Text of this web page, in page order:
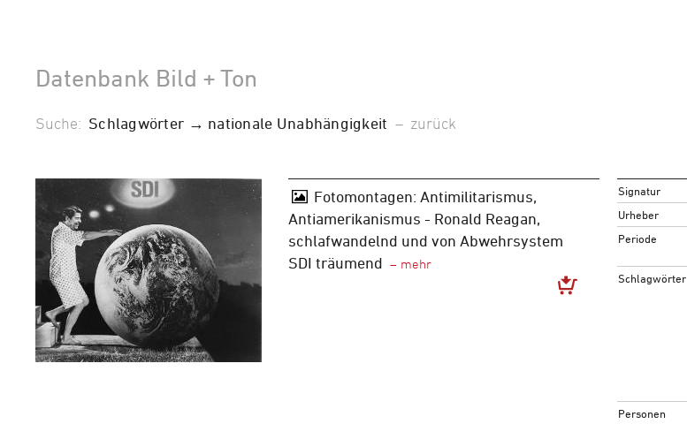
Datenbank Bild + Ton
Suche: Schlagwörter → nationale Unabhängigkeit – zurück
Fotomontagen: Antimilitarismus,
Antiamerikanismus - Ronald Reagan,
schlafwandelnd und von Abwehrsystem
SDI träumend
Signatur
Urheber
Periode
Schlagwörter
Personen